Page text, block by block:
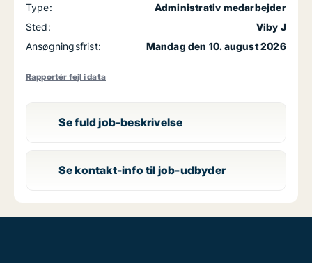
Type:
Administrativ medarbejder
Sted:
Viby J
Ansøgningsfrist:
Mandag den 10. august 2026
Rapportér fejl i data
Se fuld job-beskrivelse
Se kontakt-info til job-udbyder